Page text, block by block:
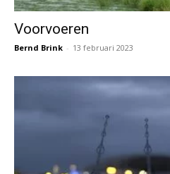
Voorvoeren
Bernd Brink - 13 februari 2023